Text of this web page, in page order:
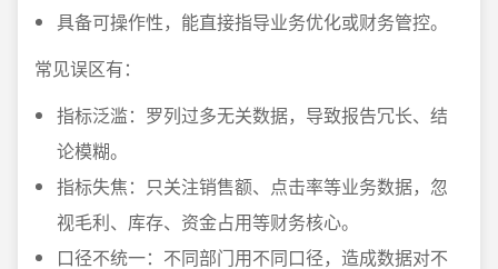
具备可操作性，能直接指导业务优化或财务管控。
常见误区有：
指标泛滥：罗列过多无关数据，导致报告冗长、结
论模糊。
指标失焦：只关注销售额、点击率等业务数据，忽
视毛利、库存、资金占用等财务核心。
口径不统一：不同部门用不同口径，造成数据对不